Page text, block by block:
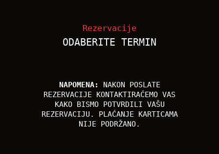
Rezervacije
ODABERITE TERMIN
NAPOMENA: NAKON POSLATE
REZERVACIJE KONTAKTIRAĆEMO VAS
KAKO BISMO POTVRDILI VAŠU
REZERVACIJU. PLAĆANJE KARTICAMA
NIJE PODRŽANO.